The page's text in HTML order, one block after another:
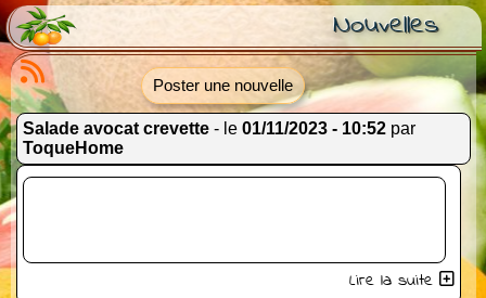
Nouvelles
Poster une nouvelle
Salade avocat crevette - le 01/11/2023 - 10:52par
ToqueHome
Lire la suite